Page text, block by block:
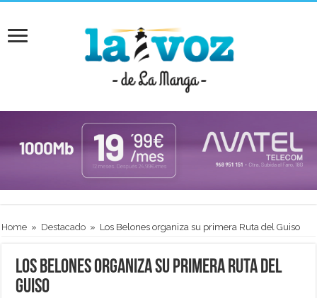
Home » Destacado » Los Belones organiza su primera Ruta del Guiso
Los Belones organiza su primera Ruta del
Guiso